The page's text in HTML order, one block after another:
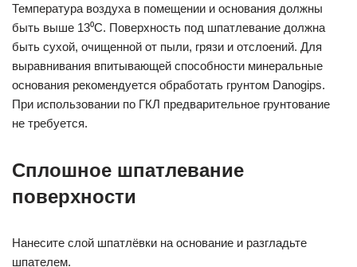
Температура воздуха в помещении и основания должны
быть выше 13⁰С. Поверхность под шпатлевание должна
быть сухой, очищенной от пыли, грязи и отслоений. Для
выравнивания впитывающей способности минеральные
основания рекомендуется обработать грунтом Danogips.
При использовании по ГКЛ предварительное грунтование
не требуется.
Сплошное шпатлевание
поверхности
Нанесите слой шпатлёвки на основание и разгладьте
шпателем.